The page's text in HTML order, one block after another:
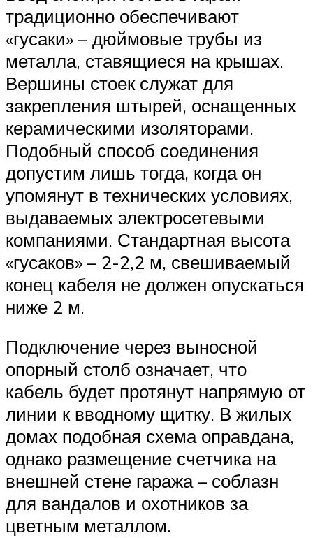
традиционно обеспечивают
«гусаки» – дюймовые трубы из
металла, ставящиеся на крышах.
Вершины стоек служат для
закрепления штырей, оснащенных
керамическими изоляторами.
Подобный способ соединения
допустим лишь тогда, когда он
упомянут в технических условиях,
выдаваемых электросетевыми
компаниями. Стандартная высота
«гусаков» – 2-2,2 м, свешиваемый
конец кабеля не должен опускаться
ниже 2 м.
Подключение через выносной
опорный столб означает, что
кабель будет протянут напрямую от
линии к вводному щитку. В жилых
домах подобная схема оправдана,
однако размещение счетчика на
внешней стене гаража – соблазн
для вандалов и охотников за
цветным металлом.